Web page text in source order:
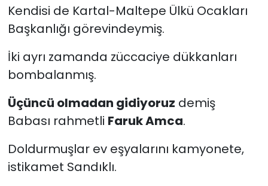
Kendisi de Kartal-Maltepe Ülkü Ocakları
Başkanlığı görevindeymiş.
İki ayrı zamanda züccaciye dükkanları
bombalanmış.
Üçüncü olmadan gidiyoruz demiş
Babası rahmetli Faruk Amca.
Doldurmuşlar ev eşyalarını kamyonete,
istikamet Sandıklı.